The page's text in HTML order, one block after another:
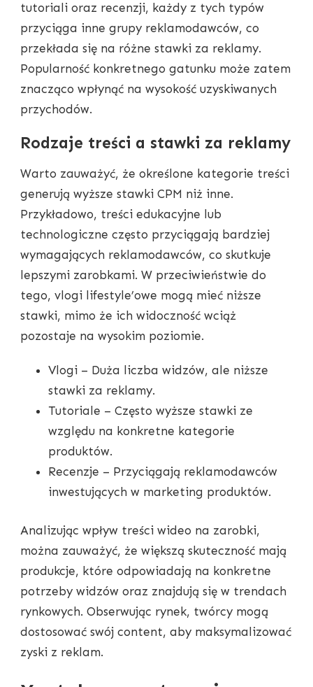
tutoriali oraz recenzji, każdy z tych typów
przyciąga inne grupy reklamodawców, co
przekłada się na różne stawki za reklamy.
Popularność konkretnego gatunku może zatem
znacząco wpłynąć na wysokość uzyskiwanych
przychodów.
Rodzaje treści a stawki za reklamy
Warto zauważyć, że określone kategorie treści
generują wyższe stawki CPM niż inne.
Przykładowo, treści edukacyjne lub
technologiczne często przyciągają bardziej
wymagających reklamodawców, co skutkuje
lepszymi zarobkami. W przeciwieństwie do
tego, vlogi lifestyle’owe mogą mieć niższe
stawki, mimo że ich widoczność wciąż
pozostaje na wysokim poziomie.
Vlogi – Duża liczba widzów, ale niższe
stawki za reklamy.
Tutoriale – Często wyższe stawki ze
względu na konkretne kategorie
produktów.
Recenzje – Przyciągają reklamodawców
inwestujących w marketing produktów.
Analizując wpływ treści wideo na zarobki,
można zauważyć, że większą skuteczność mają
produkcje, które odpowiadają na konkretne
potrzeby widzów oraz znajdują się w trendach
rynkowych. Obserwując rynek, twórcy mogą
dostosować swój content, aby maksymalizować
zyski z reklam.